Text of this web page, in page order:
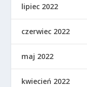
lipiec 2022
czerwiec 2022
maj 2022
kwiecień 2022